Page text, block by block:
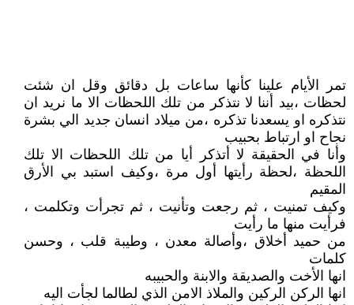
تمر الأيام علينا كأنها ساعات بل دقائق وقل ان شئت
لحظات ،بيد أننا لا نتذكر من تلك اللحظات الا ما نريد ان
نتذكره او يسعدنا تذكره ،من ميلاد انسان جديد الي بشرة
نجاح او ارتباط بحبيب
وأنا في الحقيقة لا أتذكر أيا من تلك اللحظات الا تلك
اللحظة ،لحظة رأيتها أول مرة ،وكيف استبد بي الأرق
المقيم
وكيف تمنيت ، ثم رجعت وتأنيت ، ثم تجرأت وتكلمت ،
فرأيت منها ما رأيت
من حميد أخلاق ،وأصالة معدن ، وطيبة قلب ، وحسن
كلمات
انها الأخت والصديقة والابنة والحبيبه
انها الركن الركين والملاذ الامن الذي لطالما لجأت اليه